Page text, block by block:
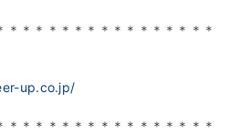
＊＊＊＊＊＊＊＊＊＊＊＊＊＊＊＊
up.co.jp/
＊＊＊＊＊＊＊＊＊＊＊＊＊＊＊＊